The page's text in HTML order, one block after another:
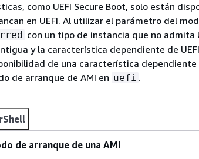
como UEFI Secure Boot, solo están
en UEFI. Al utilizar el parámetro del
con un tipo de instancia que no admita
y la característica dependiente de
de una característica dependiente
de arranque de AMI en uefi .
de arranque de una AMI